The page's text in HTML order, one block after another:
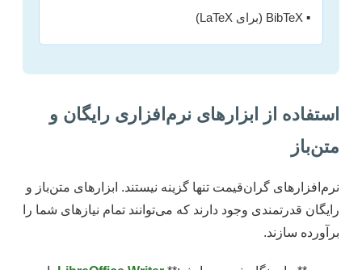
▪️ BibTeX (برای LaTeX)
استفاده از ابزارهای نرم‌افزاری رایگان و
متن‌باز
نرم‌افزارهای گران‌قیمت تنها گزینه نیستند. ابزارهای متن‌باز و
رایگان قدرتمندی وجود دارند که می‌توانند تمام نیازهای شما را
برآورده سازند.